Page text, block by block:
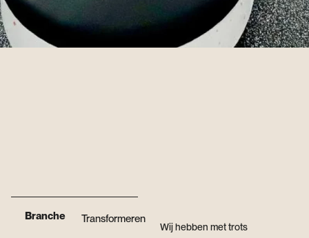
Branche Transformeren
Wij hebben met trots